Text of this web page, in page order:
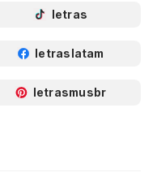
letras
letraslatam
letrasmusbr